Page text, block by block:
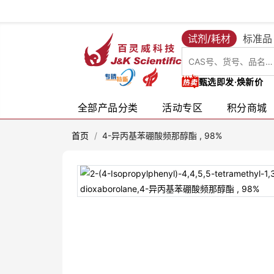
试剂/耗材 标准品
甄选即发·焕新价
全部产品分类 活动专区 积分商城
首页 / 4-异丙基苯硼酸频那醇酯 , 98%